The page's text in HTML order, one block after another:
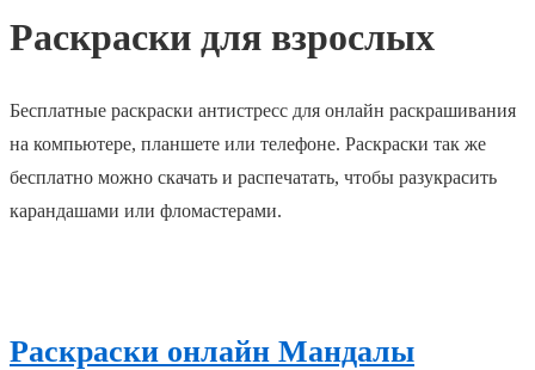
Раскраски для взрослых
Бесплатные раскраски антистресс для онлайн раскрашивания
на компьютере, планшете или телефоне. Раскраски так же
бесплатно можно скачать и распечатать, чтобы разукрасить
карандашами или фломастерами.
Раскраски онлайн Мандалы